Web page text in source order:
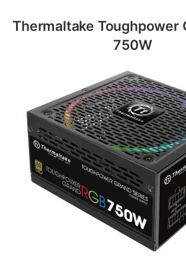
Thermaltake Toughpower
750W